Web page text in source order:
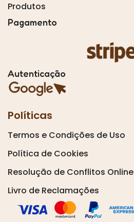
Produtos
Pagamento
Autenticação
Políticas
Termos e Condições de Uso
Política de Cookies
Resolução de Conflitos Online
Livro de Reclamações